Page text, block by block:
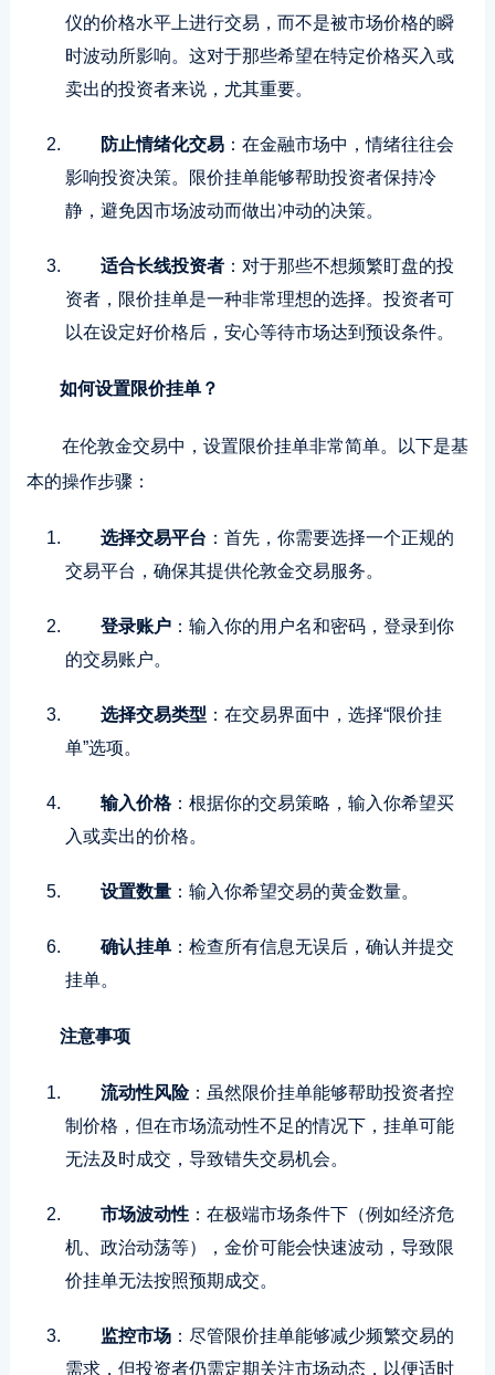
仪的价格水平上进行交易，而不是被市场价格的瞬
时波动所影响。这对于那些希望在特定价格买入或
卖出的投资者来说，尤其重要。
防止情绪化交易：在金融市场中，情绪往往会
影响投资决策。限价挂单能够帮助投资者保持冷
静，避免因市场波动而做出冲动的决策。
适合长线投资者：对于那些不想频繁盯盘的投
资者，限价挂单是一种非常理想的选择。投资者可
以在设定好价格后，安心等待市场达到预设条件。
如何设置限价挂单？
在伦敦金交易中，设置限价挂单非常简单。以下是基
本的操作步骤：
选择交易平台 ：首先，你需要选择一个正规的
交易平台，确保其提供伦敦金交易服务。
登录账户：输入你的用户名和密码，登录到你
的交易账户。
选择交易类型 ：在交易界面中，选择“限价挂
单”选项。
输入价格：根据你的交易策略，输入你希望买
入或卖出的价格。
设置数量：输入你希望交易的黄金数量。
确认挂单：检查所有信息无误后，确认并提交
挂单。
注意事项
流动性风险：虽然限价挂单能够帮助投资者控
制价格，但在市场流动性不足的情况下，挂单可能
无法及时成交，导致错失交易机会。
市场波动性：在极端市场条件下（例如经济危
机、政治动荡等），金价可能会快速波动，导致限
价挂单无法按照预期成交。
监控市场：尽管限价挂单能够减少频繁交易的
需求，但投资者仍需定期关注市场动态，以便适时